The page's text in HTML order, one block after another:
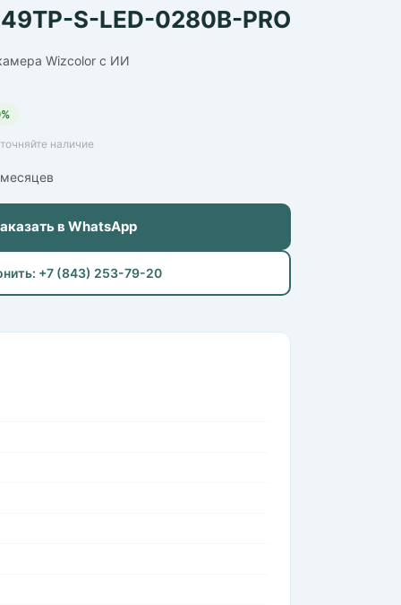
S-LED-0280B-PRO
Wizcolor с ИИ
наличие
в WhatsApp
+7 (843) 253-79-20